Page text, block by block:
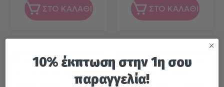
ΣΤΟ ΚΑΛΑΘΙ ΣΤΟ ΚΑΛΑΘΙ
10% έκπτωση στην 1η σου
παραγγελία!